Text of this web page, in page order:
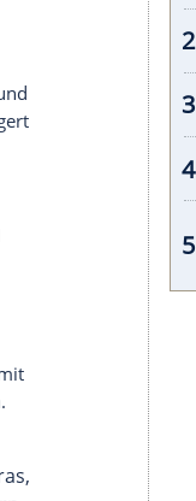
für jeden
separate
Typgenehmigung
längere Strecken
sind hoch. Dazu